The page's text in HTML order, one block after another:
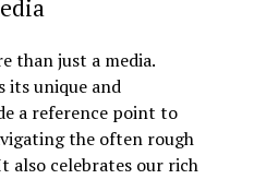
than just a media.
its unique and
a reference point to
the often rough
also celebrates our rich